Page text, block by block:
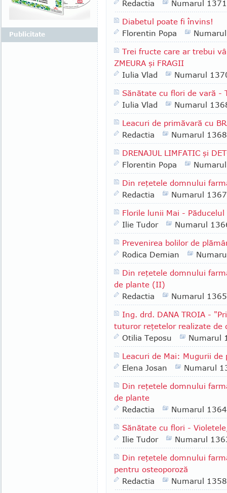
Redactia
Numarul 1371
Diabetul poate fi învins!
Florentin Popa
Trei fructe care ar trebui
ZMEURA şi FRAGII
Iulia Vlad
Numarul
Sănătate cu flori de vară -
Iulia Vlad
Numarul
Leacuri de primăvară cu
Redactia
Numarul 1368
DRENAJUL LIMFATIC şi
Florentin Popa
Din reţetele domnului
Redactia
Numarul 1367
Florile lunii Mai - Păducelul
Ilie Tudor
Numarul
Prevenirea bolilor de
Rodica Demian
Din reţetele domnului
de plante (II)
Redactia
Numarul 1365
Ing. drd. DANA TROIA -
tuturor reţetelor realizate de
Otilia Teposu
Numarul
Leacuri de Mai: Mugurii de
Elena Josan
Numarul
Din reţetele domnului
de plante
Redactia
Numarul 1364
Sănătate cu flori -
Ilie Tudor
Numarul
Din reţetele domnului
pentru osteoporoză
Redactia
Numarul 1358
Publicitate